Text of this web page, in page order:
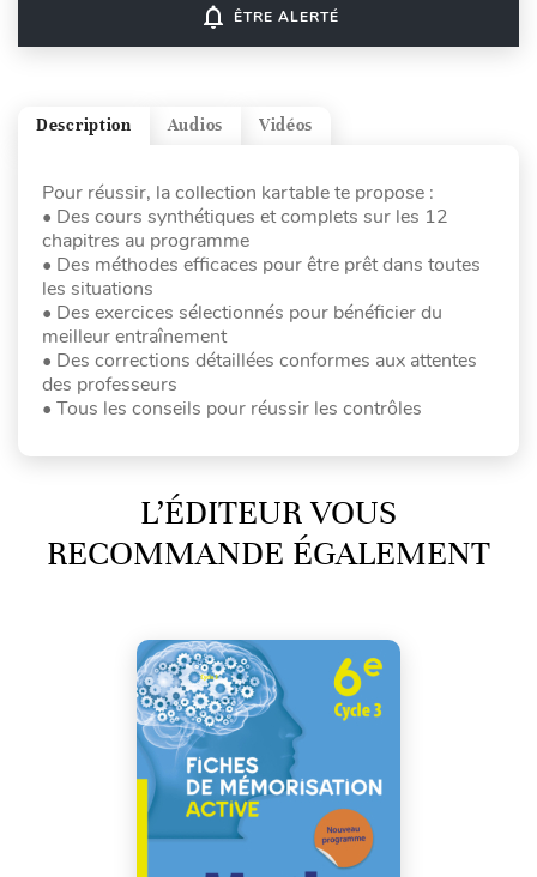
notifications_none ÊTRE ALERTÉ
Vidéos
Audios
Description
Pour réussir, la collection kartable te propose :
• Des cours synthétiques et complets sur les 12
chapitres au programme
• Des méthodes efficaces pour être prêt dans toutes
les situations
• Des exercices sélectionnés pour bénéficier du
meilleur entraînement
• Des corrections détaillées conformes aux attentes
des professeurs
• Tous les conseils pour réussir les contrôles
L’ÉDITEUR VOUS
RECOMMANDE ÉGALEMENT